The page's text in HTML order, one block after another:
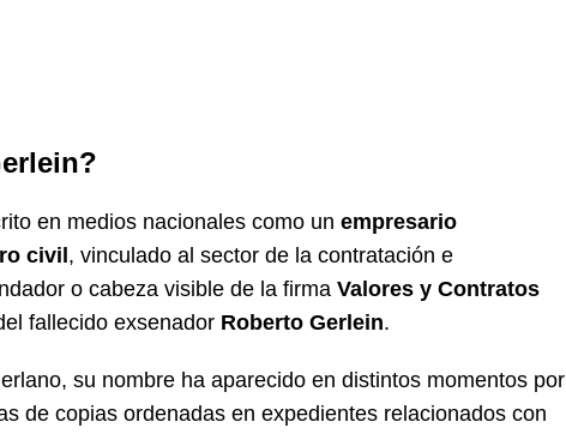
en medios nacionales como un empresario
civil , vinculado al sector de la contratación e
o cabeza visible de la firma Valores y Contratos
fallecido exsenador Roberto Gerlein.
su nombre ha aparecido en distintos momentos por
de copias ordenadas en expedientes relacionados con